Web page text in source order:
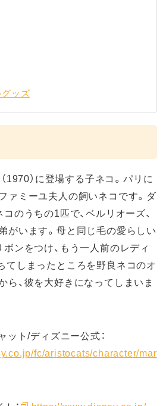
ッズ
1970）に登場する子ネコ。パリに
ァミーユ夫人の飼いネコです。ダ
のうちの1匹で、ベルリオーズ、
がいます。母と同じ毛の愛らしい
ンをつけ、もう一人前のレディ
てしまったところを野良ネコのオ
ら、彼を大好きになってしまいま
ト/ディズニー公式：
fc/aristocats/character/mar